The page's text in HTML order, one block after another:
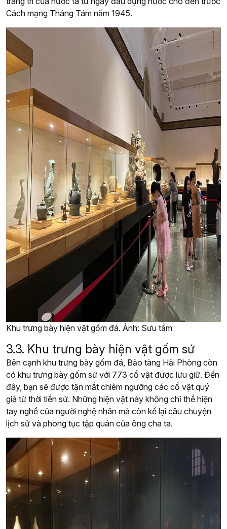
Cách mạng Tháng Tám năm 1945.
Khu trưng bày hiện vật gốm đá. Ảnh: Sưu tầm
3.3. Khu trưng bày hiện vật gốm sứ
Bên cạnh khu trưng bày gốm đá, Bảo tàng Hải Phòng còn
có khu trưng bày gốm sứ với 773 cổ vật được lưu giữ. Đến
đây, bạn sẽ được tận mắt chiêm ngưỡng các cổ vật quý
giá từ thời tiền sử. Những hiện vật này không chỉ thể hiện
tay nghề của người nghệ nhân mà còn kể lại câu chuyện
lịch sử và phong tục tập quán của ông cha ta.